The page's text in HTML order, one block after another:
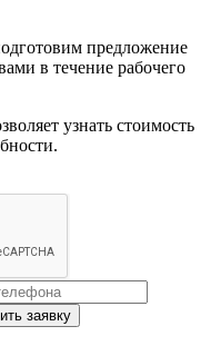
предложение
в течение рабочего
узнать стоимость
заявку